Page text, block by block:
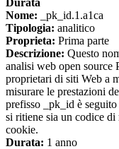
Durata
Nome: _pk_id.1.a1ca
Tipologia: analitico
Proprieta: Prima parte
Descrizione: Questo
analisi web open
proprietari di siti Web a
misurare le prestazioni
prefisso _pk_id è
si ritiene sia un codice
cookie.
Durata: 1 anno